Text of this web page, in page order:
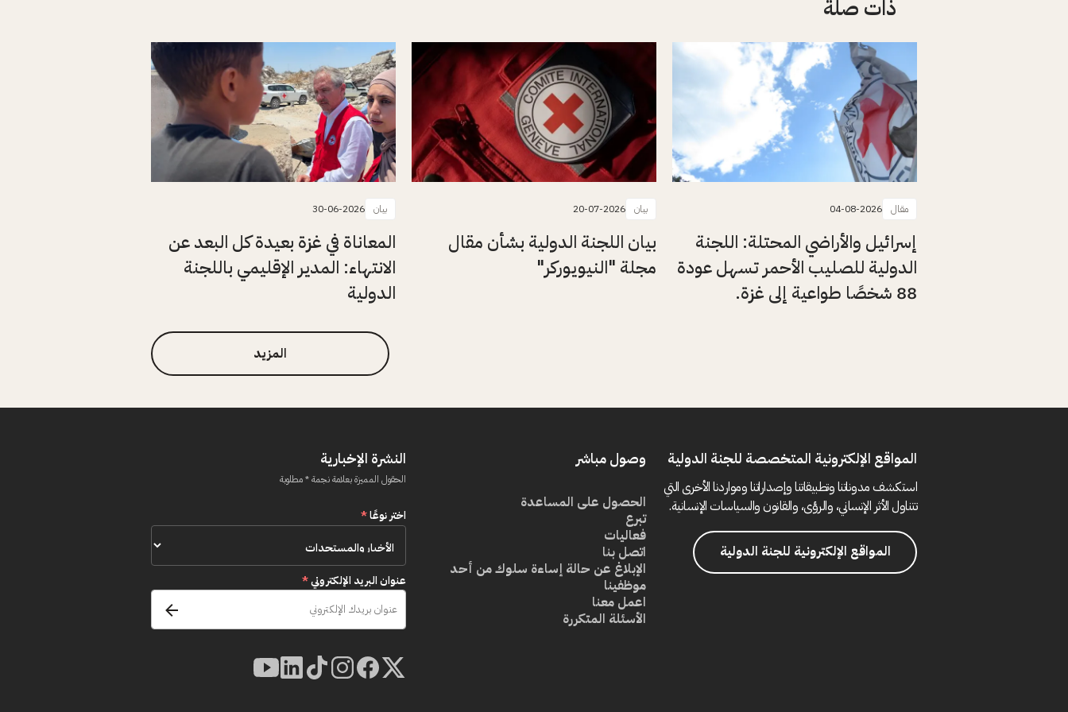
ذات صلة
مقال 04-08-2026
إسرائيل والأراضي المحتلة: اللجنة
الدولية للصليب الأحمر تسهل عودة
88 شخصًا طواعية إلى غزة.
بيان 20-07-2026
بيان اللجنة الدولية بشأن مقال
مجلة "النيويوركر"
بيان 30-06-2026
المعاناة في غزة بعيدة كل البعد عن
الانتهاء: المدير الإقليمي باللجنة
الدولية
المزيد
المواقع الإلكترونية المتخصصة للجنة الدولية
استكشف مدوناتنا وتطبيقاتنا وإصداراتنا ومواردنا الأخرى التي
تتناول الأثر الإنساني، والرؤى، والقانون والسياسات الإنسانية.
المواقع الإلكترونية للجنة الدولية
وصول مباشر
الحصول على المساعدة
تبرع
فعاليات
اتصل بنا
الإبلاغ عن حالة إساءة سلوك من أحد
موظفينا
اعمل معنا
الأسئلة المتكررة
النشرة الإخبارية
الحقول المميزة بعلامة نجمة * مطلوبة
اختر نوعًا*
عنوان البريد الإلكتروني*